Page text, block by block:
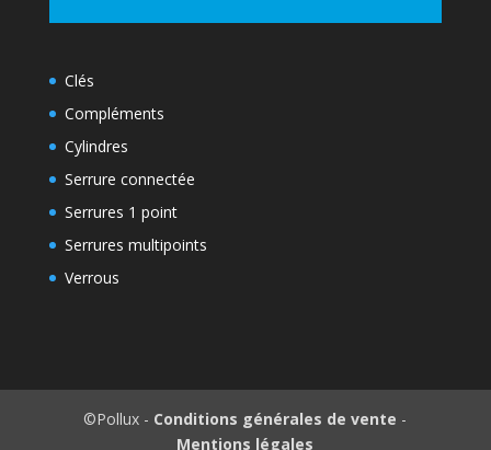
Clés
Compléments
Cylindres
Serrure connectée
Serrures 1 point
Serrures multipoints
Verrous
©Pollux - Conditions générales de vente -
Mentions légales